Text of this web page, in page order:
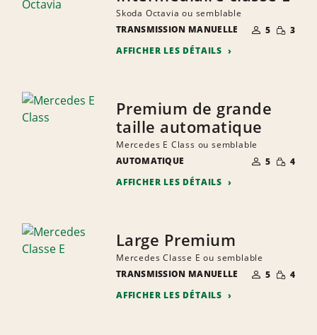
Skoda Octavia ou semblable
TRANSMISSION MANUELLE
NOMBRE DE
PERSONNES
5 RÉDUITE
3
AFFICHER LES DÉTAILS
Premium de grande
taille automatique
Mercedes E Class ou semblable
AUTOMATIQUE
NOMBRE DE
PERSONNES
5 RÉDUITE
4
AFFICHER LES DÉTAILS
Large Premium
Mercedes Classe E ou semblable
TRANSMISSION MANUELLE
NOMBRE DE
PERSONNES
5 RÉDUITE
4
AFFICHER LES DÉTAILS